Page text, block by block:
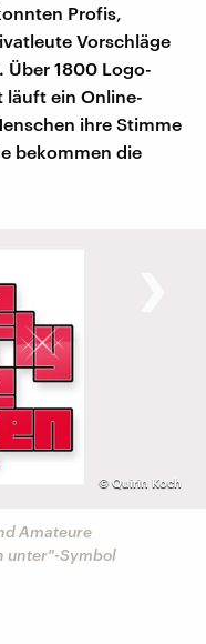
Profis,
Vorschläge
Über 1800 Logo-
läuft ein Online-
ihre Stimme
bekommen die
© Quirin Koch
Amateure
unter"-Symbol